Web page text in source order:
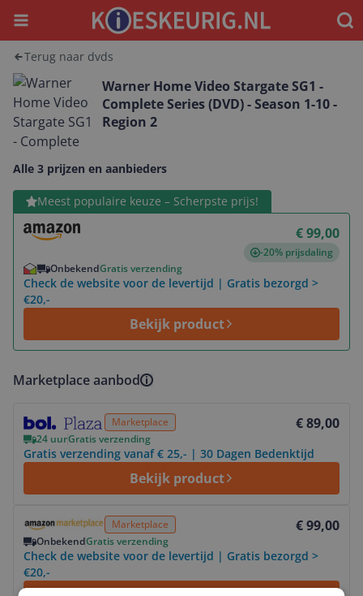
Menu
Terug naar dvds
Warner Home Video Stargate SG1 -
Complete Series (DVD) - Season 1-10 -
Region 2
Alle 3 prijzen en aanbieders
Meest populaire keuze – Scherpste prijs!
€ 99,00
-20% prijsdaling
OnbekendGratis verzending
Check de website voor de levertijd | Gratis bezorgd >
€20,-
Bekijk product
Bekijk product
Marketplace aanbod
Marketplace € 89,00
24 uurGratis verzending
Gratis verzending vanaf € 25,- | 30 Dagen Bedenktijd
Bekijk product
Marketplace € 99,00
OnbekendGratis verzending
Check de website voor de levertijd | Gratis bezorgd >
€20,-